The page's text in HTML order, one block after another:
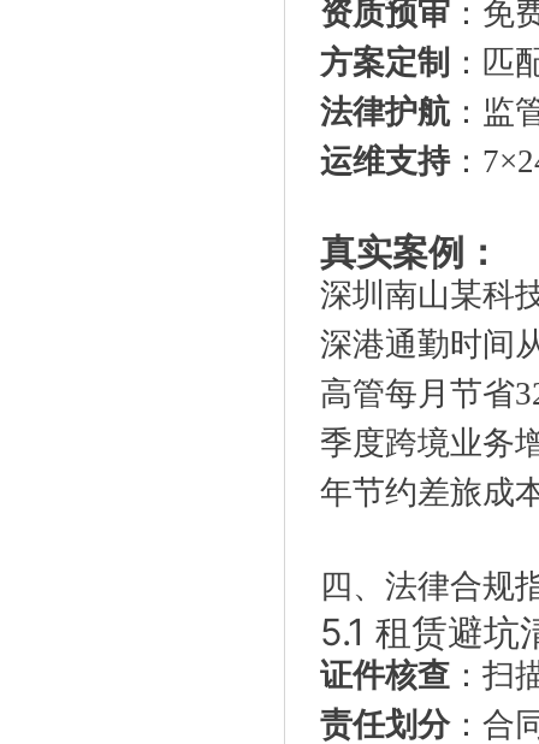
资质预审 ：免
方案定制 ：匹
法律护航：监
运维支持：
真实案例：
深圳南山某科
深港通勤时间
高管每月节省
季度跨境业务
年节约差旅成
四、法律合规
5.1 租赁避坑
证件核查 ：扫
责任划分：合